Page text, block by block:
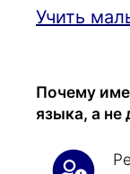
Учить
Почему
языка, а не